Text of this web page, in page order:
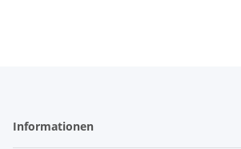
Informationen